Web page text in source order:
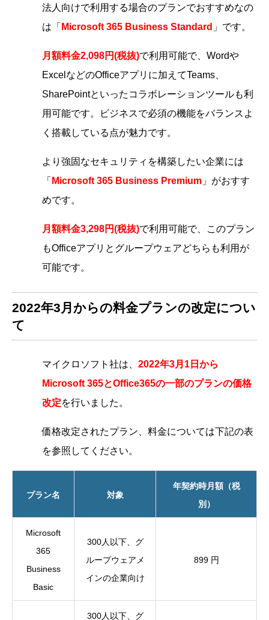
法人向けで利用する場合のプランでおすすめなの
は「 Microsoft 365 Business Standard 」です。
月額料金2,098円(税抜)で利用可能で、Wordや
ExcelなどのOfficeアプリに加えてTeams、
SharePointといったコラボレーションツールも利
用可能です。ビジネスで必須の機能をバランスよ
く搭載している点が魅力です。
より強固なセキュリティを構築したい企業には
「 Microsoft 365 Business Premium 」がおすす
めです。
月額料金3,298円(税抜)で利用可能で、このプラン
もOfficeアプリとグループウェアどちらも利用が
可能です。
2022年3月からの料金プランの改定につい
て
マイクロソフト社は、 2022年3月1日から
Microsoft 365とOffice365の一部のプランの価格
改定を行いました。
価格改定されたプラン、料金については下記の表
を参照してください。
プラン名 対象
年契約時月額（税
別）
Microsoft
365
Business
Basic
300人以下、グ
ループウェアメ
インの企業向け
899 円
300人以下、グ